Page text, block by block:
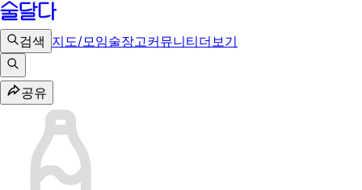
검색 지도/모임술장고커뮤니티더보기
공유